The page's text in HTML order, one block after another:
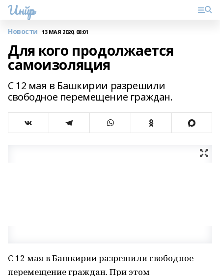
Инйәр
Новости 13 МАЯ 2020, 08:01
Для кого продолжается
самоизоляция
С 12 мая в Башкирии разрешили
свободное перемещение граждан.
С 12 мая в Башкирии разрешили свободное
перемещение граждан. При этом